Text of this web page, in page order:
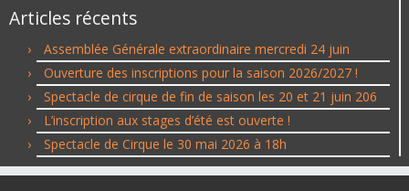
Articles récents
Assemblée Générale extraordinaire mercredi 24 juin
Ouverture des inscriptions pour la saison 2026/2027 !
Spectacle de cirque de fin de saison les 20 et 21 juin 206
L’inscription aux stages d’été est ouverte !
Spectacle de Cirque le 30 mai 2026 à 18h